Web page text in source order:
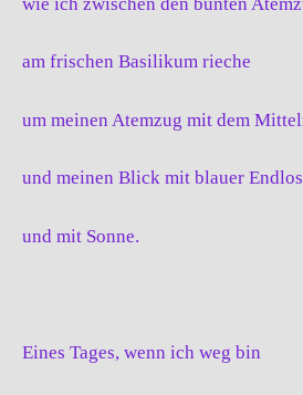
am frischen Basilikum rieche
um meinen Atemzug mit dem
und meinen Blick mit blauer
und mit Sonne.
Eines Tages, wenn ich weg bin